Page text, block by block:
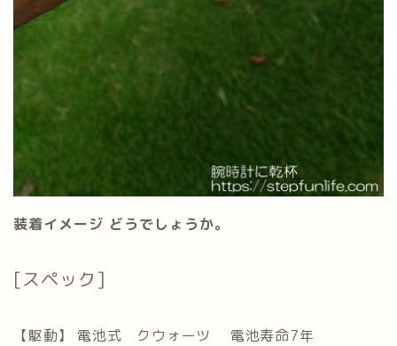
装着イメージ どうでしょうか。
[スペック]
【駆動】 電池式 クウォーツ 電池寿命7年